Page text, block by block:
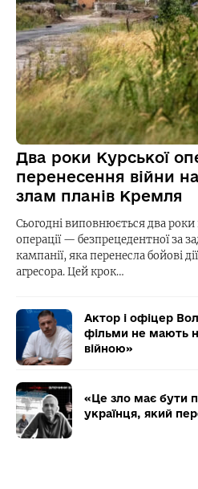
Два роки Курської
перенесення війни
злам планів Кремля
Сьогодні виповнюється два роки
операції — безпрецедентної за
кампанії, яка перенесла бойові
агресора. Цей крок…
Актор і офіцер
фільми не мають
війною»
«Це зло має бути
українця, який